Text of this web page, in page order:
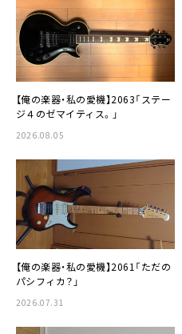
【俺の楽器・私の愛機】2063「ステー
ジ４のゼマイティス。」
2026.08.05
【俺の楽器・私の愛機】2061「ただの
パシフィカ？」
2026.07.31